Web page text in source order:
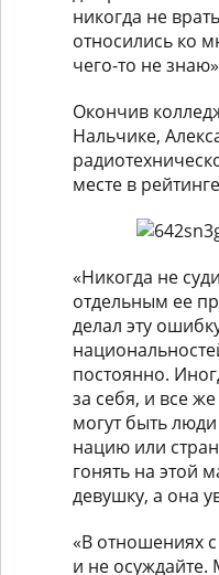
никогда не
относились ко
чего-то не
Окончив
Нальчике,
месте в
«Никогда не
отдельным ее
делал эту
постоянно.
за себя, и все
могут быть
нацию или
гонять на этой
девушку, а она
«В отношениях
и не осуждайте.